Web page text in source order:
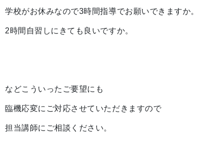
学校がお休みなので3時間指導でお願いできますか。
2時間自習しにきても良いですか。
などこういったご要望にも
臨機応変にご対応させていただきますので
担当講師にご相談ください。